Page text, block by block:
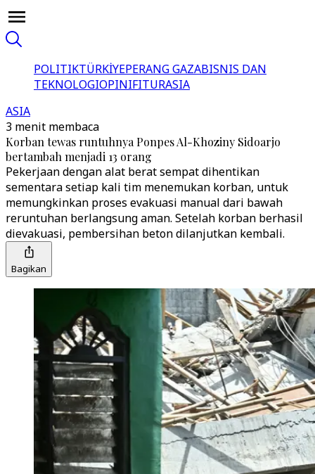
POLITIKTÜRKİYEPERANG GAZABISNIS DAN
TEKNOLOGIOPINIFITURASIA
ASIA
3 menit membaca
Korban tewas runtuhnya Ponpes Al-Khoziny Sidoarjo
bertambah menjadi 13 orang
Pekerjaan dengan alat berat sempat dihentikan
sementara setiap kali tim menemukan korban, untuk
memungkinkan proses evakuasi manual dari bawah
reruntuhan berlangsung aman. Setelah korban berhasil
dievakuasi, pembersihan beton dilanjutkan kembali.
Bagikan